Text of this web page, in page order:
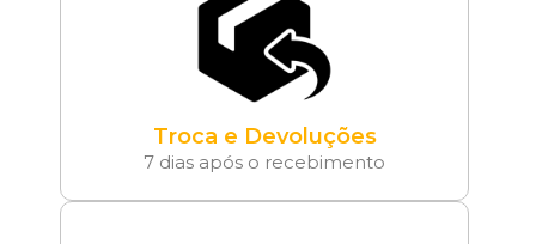
Troca e Devoluções
7 dias após o recebimento